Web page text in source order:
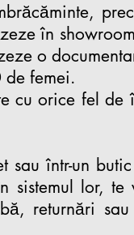
în
o
de femei.
cu orice fel de
sau într-un
sistemul lor, te
returnări